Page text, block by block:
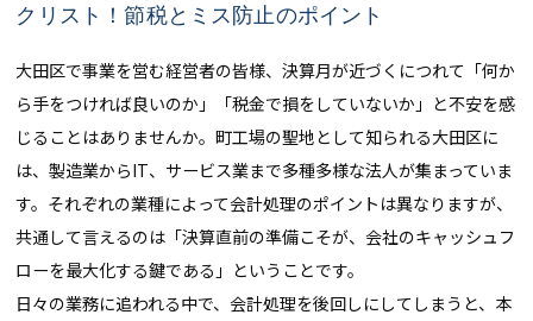
クリスト！節税とミス防止のポイント
大田区で事業を営む経営者の皆様、決算月が近づくにつれて「何か
ら手をつければ良いのか」「税金で損をしていないか」と不安を感
じることはありませんか。町工場の聖地として知られる大田区に
は、製造業からIT、サービス業まで多種多様な法人が集まっていま
す。それぞれの業種によって会計処理のポイントは異なりますが、
共通して言えるのは「決算直前の準備こそが、会社のキャッシュフ
ローを最大化する鍵である」ということです。
日々の業務に追われる中で、会計処理を後回しにしてしまうと、本